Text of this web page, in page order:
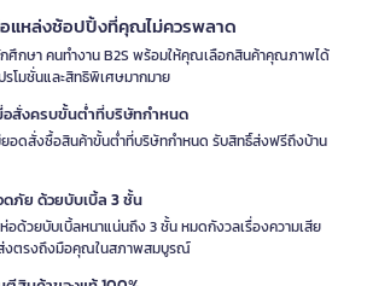
อแหล่งช้อปปิ้งที่คุณไม่ควรพลาด
กศึกษา คนทำงาน B2S พร้อมให้คุณเลือกสินค้าคุณภาพได้
โมชั่นและสิทธิพิเศษมากมาย
อสั่งครบขั้นต่ำที่บริษัทกำหนด
อดสั่งซื้อสินค้าขั้นต่ำที่บริษัทกำหนด รับสิทธิ์ส่งฟรีถึงบ้าน
ภัย ด้วยบับเบิ้ล 3 ชั้น
อด้วยบับเบิ้ลหนาแน่นถึง 3 ชั้น หมดกังวลเรื่องความเสีย
งตรงถึงมือคุณในสภาพสมบูรณ์